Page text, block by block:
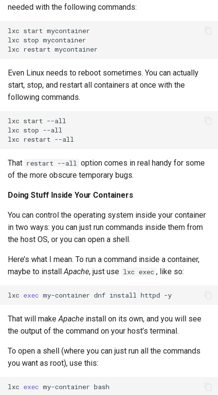
needed with the following commands:
lxc start mycontainer
lxc stop mycontainer
lxc restart
Even Linux needs to reboot sometimes. You can actually
start, stop, and restart all containers at once with the
following commands.
lxc start --all
lxc stop --all
lxc restart
That restart --all option comes in real handy for some
of the more obscure temporary bugs.
Doing Stuff Inside Your Containers
You can control the operating system inside your container
in two ways: you can just run commands inside them from
the host OS, or you can open a shell.
Here’s what I mean. To run a command inside a container,
maybe to installApache, just use lxc exec , like so:
lxc exec my-container dnf install httpd
That will makeApache install on its own, and you will see
the output of the command on your host’s terminal.
To open a shell (where you can just run all the commands
you want as root), use this:
lxc exec my-container